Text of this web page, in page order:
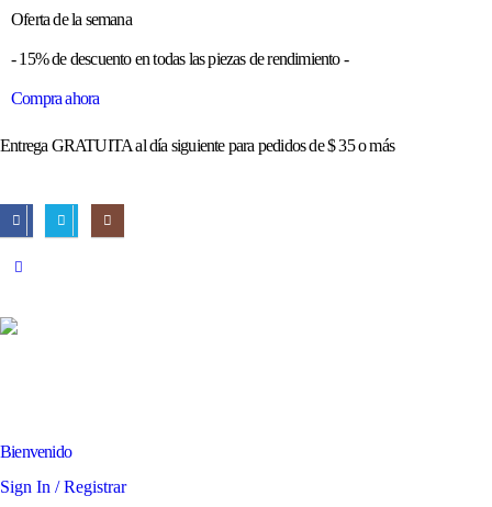
Oferta de la semana
- 15% de descuento en todas las piezas de rendimiento -
Compra ahora
Entrega GRATUITA al día siguiente para pedidos de $ 35 o más
Bienvenido
Sign In / Registrar